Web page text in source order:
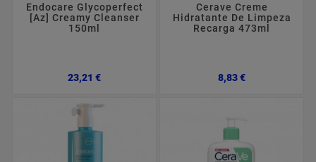
Endocare Glycoperfect
[Az] Creamy Cleanser
150ml
23,21 €Preço
Cerave Creme
Hidratante De Limpeza
Recarga 473ml
8,83 €Preço